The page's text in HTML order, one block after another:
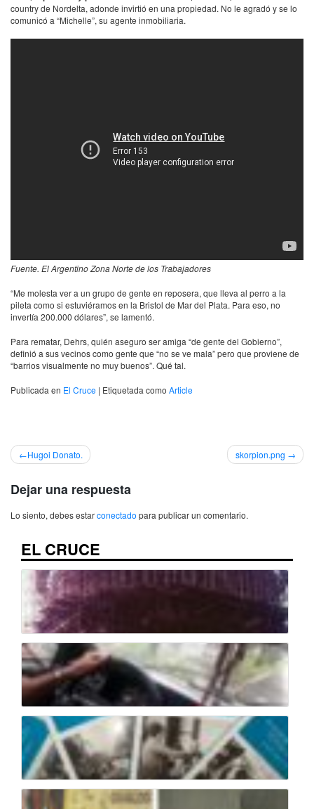
country de Nordelta, adonde invirtió en una propiedad. No le agradó y se lo
comunicó a “Michelle”, su agente inmobiliaria.
Fuente. El Argentino Zona Norte de los Trabajadores
“Me molesta ver a un grupo de gente en reposera, que lleva al perro a la
pileta como si estuviéramos en la Bristol de Mar del Plata. Para eso, no
invertía 200.000 dólares”, se lamentó.
Para rematar, Dehrs, quién aseguro ser amiga “de gente del Gobierno”,
definió a sus vecinos como gente que “no se ve mala” pero que proviene de
“barrios visualmente no muy buenos”. Qué tal.
Publicada en El Cruce | Etiquetada como Article
Navegación
entradas
Hugoi Donato. skorpion.png
Dejar una respuesta
Lo siento, debes estarconectado para publicar un comentario.
EL CRUCE